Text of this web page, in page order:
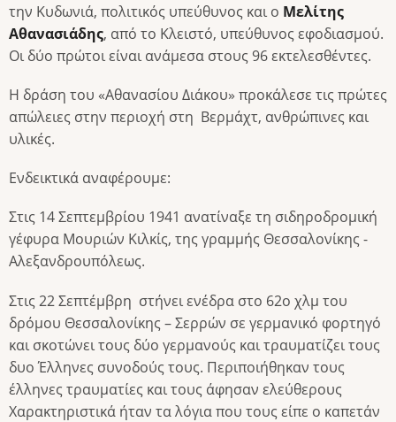
την Κυδωνιά, πολιτικός υπεύθυνος και ο Μελίτης
Αθανασιάδης, από το Κλειστό, υπεύθυνος εφοδιασμού.
Οι δύο πρώτοι είναι ανάμεσα στους 96 εκτελεσθέντες.
Η δράση του «Αθανασίου Διάκου» προκάλεσε τις πρώτες
απώλειες στην περιοχή στη Βερμάχτ, ανθρώπινες και
υλικές.
Ενδεικτικά αναφέρουμε:
Στις 14 Σεπτεμβρίου 1941 ανατίναξε τη σιδηροδρομική
γέφυρα Μουριών Κιλκίς, της γραμμής Θεσσαλονίκης -
Αλεξανδρουπόλεως.
Στις 22 Σεπτέμβρη στήνει ενέδρα στο 62ο χλμ του
δρόμου Θεσσαλονίκης – Σερρών σε γερμανικό φορτηγό
και σκοτώνει τους δύο γερμανούς και τραυματίζει τους
δυο Έλληνες συνοδούς τους. Περιποιήθηκαν τους
έλληνες τραυματίες και τους άφησαν ελεύθερους
Χαρακτηριστικά ήταν τα λόγια που τους είπε ο καπετάν